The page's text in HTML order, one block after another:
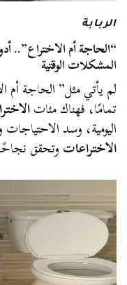
الربابة
“الحاجة أم الاختراع”..
المشكلات الوقتية
لم يأتي مثل” الحاجة أم
تمامًا، فهناك مئات
اليومية، وسد
الاختراعاتوتحقق